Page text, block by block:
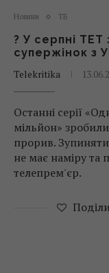
Новини ТБ
? У серпні ТЕТ
супержінок з
Telekritika
Останні серії
мільйон»
прорив.
не має наміру та
телепрем'єр.